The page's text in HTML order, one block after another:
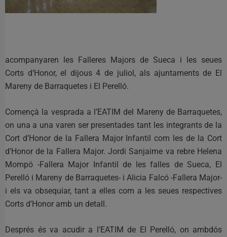
acompanyaren les Falleres Majors de Sueca i les seues
Corts d’Honor, el dijous 4 de juliol, als ajuntaments de El
Mareny de Barraquetes i El Perelló.
Començà la vesprada a l’EATIM del Mareny de Barraquetes,
on una a una varen ser presentades tant les integrants de la
Cort d’Honor de la Fallera Major Infantil com les de la Cort
d’Honor de la Fallera Major. Jordi Sanjaime va rebre Helena
Mompó -Fallera Major Infantil de les falles de Sueca, El
Perelló i Mareny de Barraquetes- i Alicia Falcó -Fallera Major-
i els va obsequiar, tant a elles com a les seues respectives
Corts d’Honor amb un detall.
Després és va acudir a l’EATIM de El Perelló, on ambdós